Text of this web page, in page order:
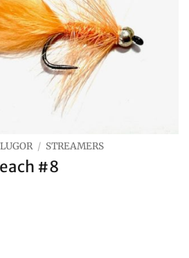
/ STREAMERS
#8